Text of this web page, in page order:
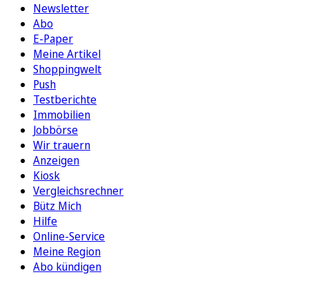
Newsletter
Abo
E-Paper
Meine Artikel
Shoppingwelt
Push
Testberichte
Immobilien
Jobbörse
Wir trauern
Anzeigen
Kiosk
Vergleichsrechner
Bütz Mich
Hilfe
Online-Service
Meine Region
Abo kündigen